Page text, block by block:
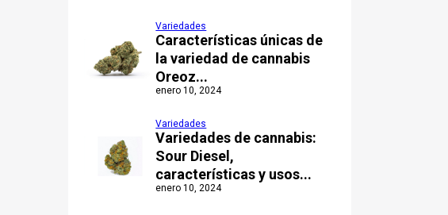
Características únicas de
la variedad de cannabis
Oreoz...
Variedades
enero 10, 2024
Variedades de cannabis:
Sour Diesel,
características y usos...
Variedades
enero 10, 2024